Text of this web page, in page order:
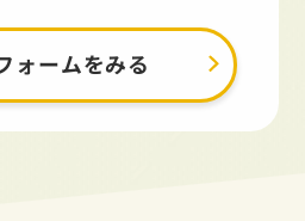
ォームをみる